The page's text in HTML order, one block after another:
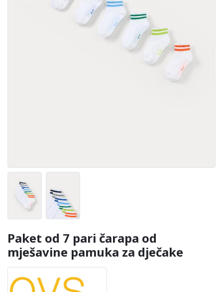
Paket od 7 pari čarapa od
mješavine pamuka za dječake